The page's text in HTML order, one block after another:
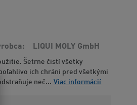
LIQUI MOLY GmbH
Šetrne čistí všetky
ich chráni pred všetkými
neč... Viac informácií